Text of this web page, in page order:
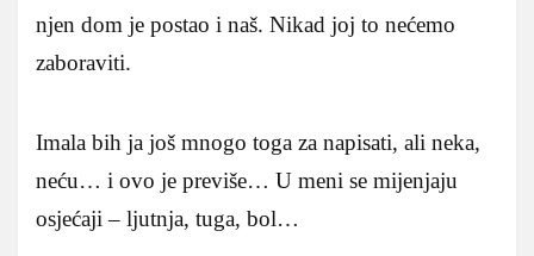
njen dom je postao i naš. Nikad joj to nećemo
zaboraviti.
Imala bih ja još mnogo toga za napisati, ali neka,
neću… i ovo je previše… U meni se mijenjaju
osjećaji – ljutnja, tuga, bol…